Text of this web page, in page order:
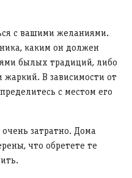
с вашими желаниями.
каким он должен
былых традиций, либо
В зависимости от
с местом его
затратно. Дома
что обретете те